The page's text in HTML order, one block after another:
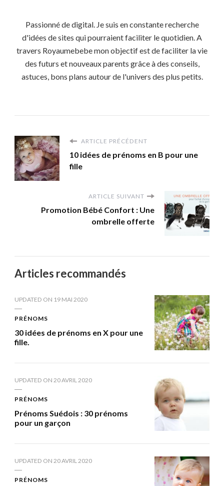
Passionné de digital. Je suis en constante recherche
d'idées de sites qui pourraient faciliter le quotidien. A
travers Royaumebebe mon objectif est de faciliter la vie
des futurs et nouveaux parents grâce à des conseils,
astuces, bons plans autour de l'univers des plus petits.
ARTICLE PRÉCÉDENT
10 idées de prénoms en B pour une
fille
ARTICLE SUIVANT
Promotion Bébé Confort : Une
ombrelle offerte
Articles recommandés
UPDATED ON 19 MAI 2020
PRÉNOMS
30 idées de prénoms en X pour une
fille.
UPDATED ON 20 AVRIL 2020
PRÉNOMS
Prénoms Suédois : 30 prénoms
pour un garçon
UPDATED ON 20 AVRIL 2020
PRÉNOMS